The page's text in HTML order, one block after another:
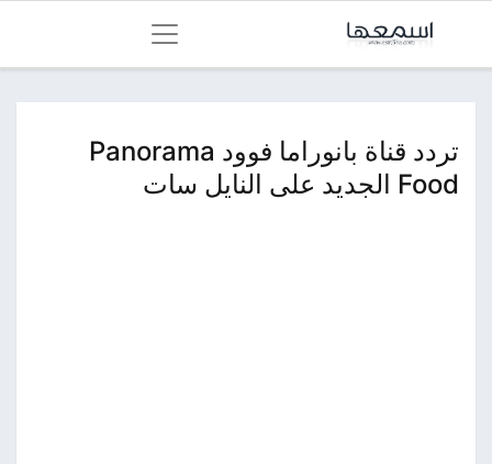
تردد قناة بانوراما فوود Panorama
Food الجديد على النايل سات